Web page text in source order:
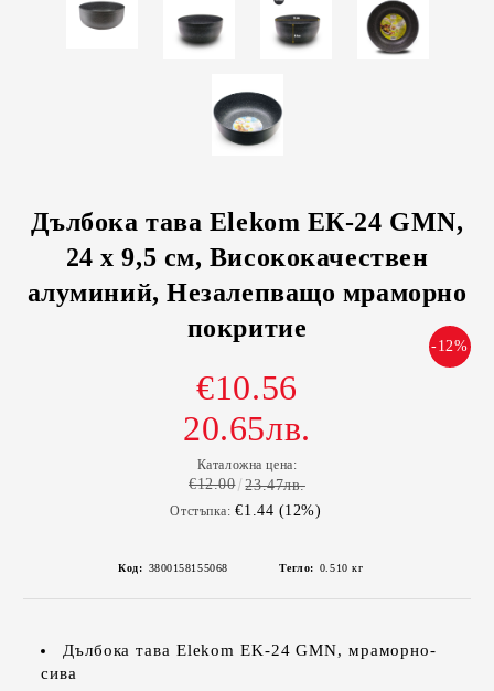
Дълбока тава Elekom ЕК-24 GMN,
24 х 9,5 см, Висококачествен
алуминий, Незалепващо мраморно
покритие
-12%
€10.56
20.65лв.
Каталожна цена:
€12.00 23.47лв.
Отстъпка: €1.44 (12%)
Код: 3800158155068 Тегло: 0.510 кг
Дълбока тава Elekom EK-24 GMN, мраморно-
сива